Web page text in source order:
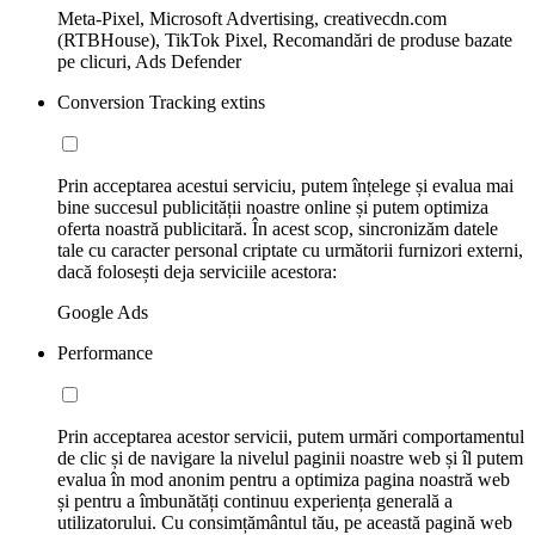
Meta-Pixel, Microsoft Advertising, creativecdn.com
(RTBHouse), TikTok Pixel, Recomandări de produse bazate
pe clicuri, Ads Defender
Conversion Tracking extins
Prin acceptarea acestui serviciu, putem înțelege și evalua mai
bine succesul publicității noastre online și putem optimiza
oferta noastră publicitară. În acest scop, sincronizăm datele
tale cu caracter personal criptate cu următorii furnizori externi,
dacă folosești deja serviciile acestora:
Google Ads
Performance
Prin acceptarea acestor servicii, putem urmări comportamentul
de clic și de navigare la nivelul paginii noastre web și îl putem
evalua în mod anonim pentru a optimiza pagina noastră web
și pentru a îmbunătăți continuu experiența generală a
utilizatorului. Cu consimțământul tău, pe această pagină web